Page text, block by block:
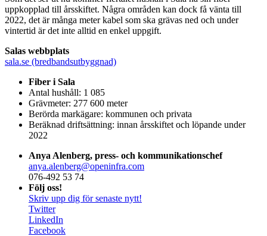
uppkopplad till årsskiftet. Några områden kan dock få vänta till
2022, det är många meter kabel som ska grävas ned och under
vintertid är det inte alltid en enkel uppgift.
Salas webbplats
sala.se (bredbandsutbyggnad)
Fiber i Sala
Antal hushåll: 1 085
Grävmeter: 277 600 meter
Berörda markägare: kommunen och privata
Beräknad driftsättning: innan årsskiftet och löpande under
2022
Anya Alenberg, press- och kommunikationschef
anya.alenberg@openinfra.com
076-492 53 74
Följ oss!
Skriv upp dig för senaste nytt!
Twitter
LinkedIn
Facebook